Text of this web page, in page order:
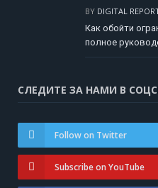
BY DIGITAL
Как обойти
полное
СЛЕДИТЕ ЗА НАМИ В
Follow on Twitter
Subscribe on YouTube